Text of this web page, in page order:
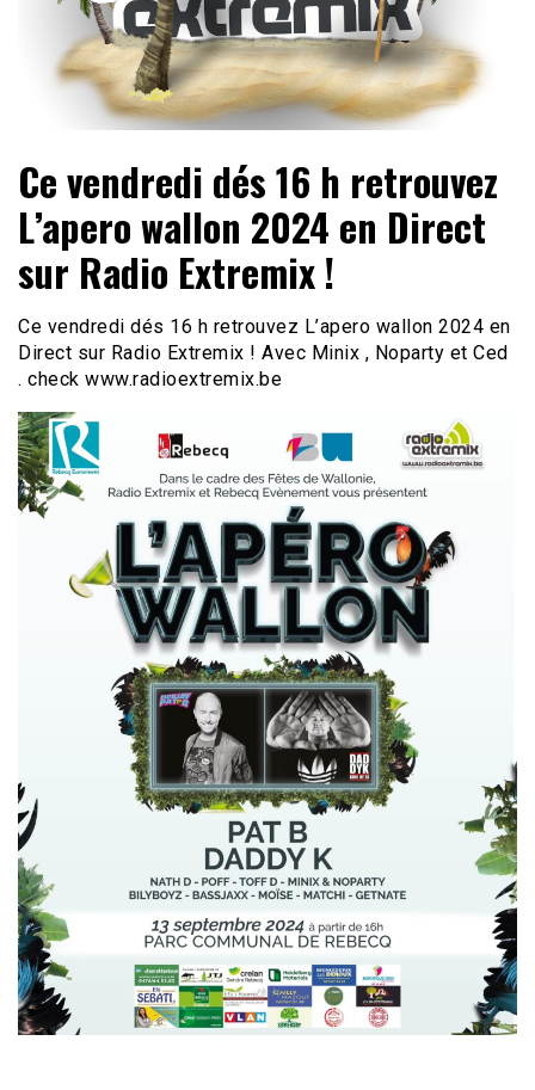
Radio Extremix
Ce vendredi dés 16 h retrouvez
L’apero wallon 2024 en Direct
sur Radio Extremix !
Ce vendredi dés 16 h retrouvez L’apero wallon 2024 en
Direct sur Radio Extremix ! Avec Minix , Noparty et Ced
. check www.radioextremix.be